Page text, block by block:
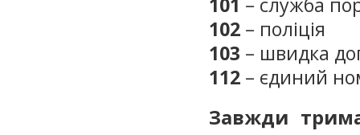
102 – поліція
103 – швидка
112 – єдиний
Завжди